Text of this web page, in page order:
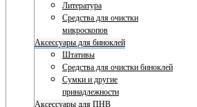
Литература
Средства для очистки
микроскопов
Аксессуары для биноклей
Штативы
Средства для очистки биноклей
Сумки и другие
принадлежности
Аксессуары для ПНВ